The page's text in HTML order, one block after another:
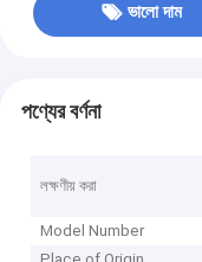
ভালো দাম
পণ্যের বর্ণনা
লক্ষণীয় করা
Model Number